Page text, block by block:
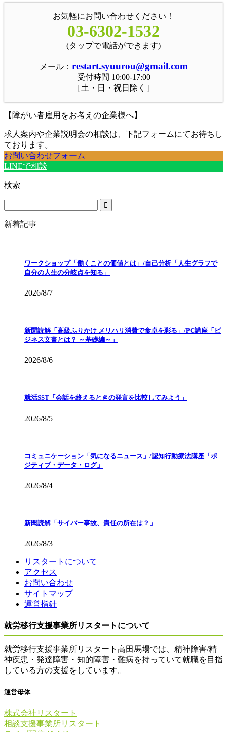
お気軽にお問い合わせください！
03-6302-1532
(タップで電話ができます)
メール： restart.syuurou@gmail.com
受付時間 10:00-17:00
［土・日・祝日除く］
【障がい者雇用をお考えの企業様へ】
求人案内や企業説明会の相談は、下記フォームにてお待ちし
ております。
お問い合わせフォーム
LINEで相談
検索
新着記事
ワークショップ「働くことの価値とは」/自己分析「人生グラフで
自分の人生の分岐点を知る」
2026/8/7
新聞読解「高級ふりかけ メリハリ消費で食卓を彩る」/PC講座「ビ
ジネス文書とは？ ～基礎編～」
2026/8/6
就活SST「会話を終えるときの発言を比較してみよう」
2026/8/5
コミュニケーション「気になるニュース」/認知行動療法講座「ポ
ジティブ・データ・ログ」
2026/8/4
新聞読解「サイバー事故、責任の所在は？」
2026/8/3
リスタートについて
アクセス
お問い合わせ
サイトマップ
運営指針
就労移行支援事業所リスタートについて
就労移行支援事業所リスタート高田馬場では、精神障害/精
神疾患・発達障害・知的障害・難病を持っていて就職を目指
している方の支援をしています。
運営母体
株式会社リスタート
相談支援事業所リスタート